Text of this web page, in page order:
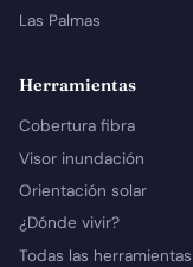
Las Palmas
Herramientas
Cobertura fibra
Visor inundación
Orientación solar
¿Dónde vivir?
Todas las herramientas